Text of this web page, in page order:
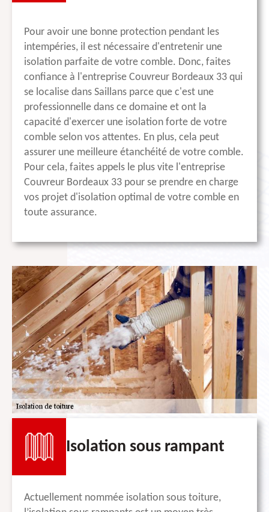
Pour avoir une bonne protection pendant les
intempéries, il est nécessaire d'entretenir une
isolation parfaite de votre comble. Donc, faites
confiance à l'entreprise Couvreur Bordeaux 33 qui
se localise dans Saillans parce que c'est une
professionnelle dans ce domaine et ont la
capacité d'exercer une isolation forte de votre
comble selon vos attentes. En plus, cela peut
assurer une meilleure étanchéité de votre comble.
Pour cela, faites appels le plus vite l'entreprise
Couvreur Bordeaux 33 pour se prendre en charge
vos projet d'isolation optimal de votre comble en
toute assurance.
Isolation sous rampant
Actuellement nommée isolation sous toiture,